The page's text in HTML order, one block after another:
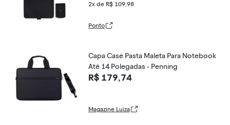
2x de R$ 109,98
Ponto
Capa Case Pasta Maleta Para Notebook
Até 14 Polegadas - Penning
R$ 179,74
Magazine Luiza